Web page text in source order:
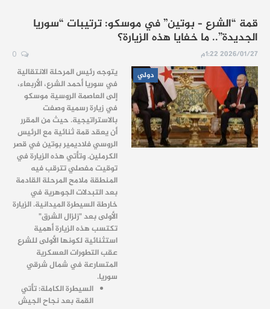
قمة “الشرع – بوتين” في موسكو: ترتيبات “سوريا
الجديدة”.. ما خفايا هذه الزيارة؟
2026/01/27 1:22م
دولي
يتوجه رئيس المرحلة الانتقالية
في سوريا أحمد الشرع، الأربعاء،
إلى العاصمة الروسية موسكو
في زيارة رسمية وصفت
بالاستراتيجية. حيث من المقرر
أن يعقد قمة ثنائية مع الرئيس
الروسي فلاديمير بوتين في قصر
الكرملين. وتأتي هذه الزيارة في
توقيت مفصلي تترقب فيه
المنطقة ملامح المرحلة القادمة
بعد التبدلات الجوهرية في
خارطة السيطرة الميدانية. الزيارة
الأولى بعد "زلزال الشرق"
تكتسب هذه الزيارة أهمية
استثنائية لكونها الأولى للشرع
عقب التطورات العسكرية
المتسارعة في شمال شرقي
سوريا.
السيطرة الكاملة: تأتي
القمة بعد نجاح الجيش